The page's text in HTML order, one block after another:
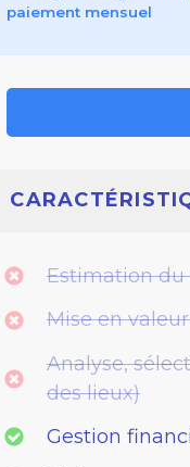
paiement mensuel
Estimation du
Mise en
Analyse,
des lieux)
Gestion